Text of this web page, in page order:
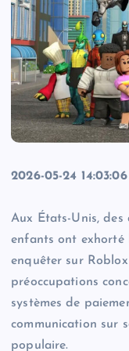
2026-05-24 14:03:06
Aux États-Unis, des
enfants ont exhorté
enquêter sur
préoccupations
systèmes de
communication sur
populaire.